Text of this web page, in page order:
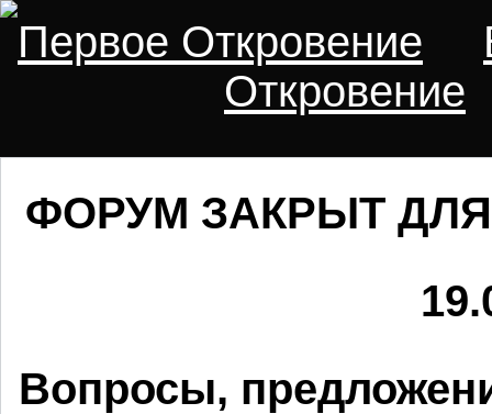
Первое Откровение
Откровение
ФОРУМ ЗАКРЫТ
Вопросы,